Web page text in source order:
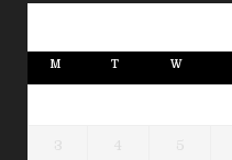
M T W
3 4 5